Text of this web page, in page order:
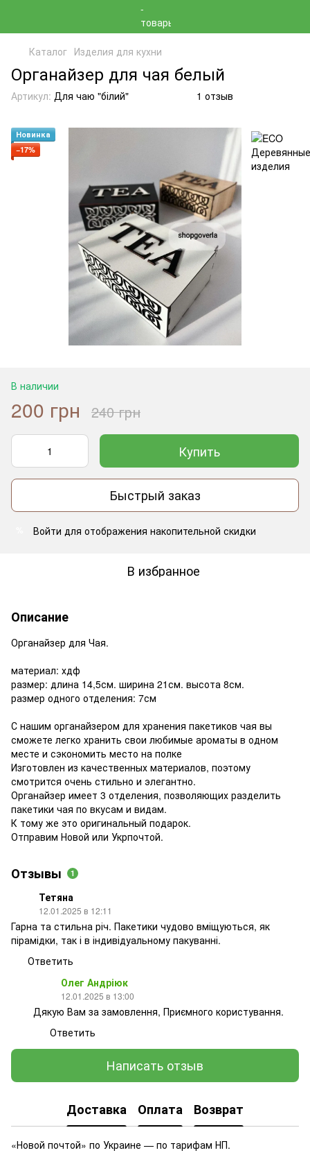
Каталог Изделия для кухни
Органайзер для чая белый
Артикул: Для чаю "білий" 1 отзыв
Новинка
−17%
В наличии
200 грн 240 грн
Купить
Быстрый заказ
Войти для отображения накопительной скидки
В избранное
Описание
Органайзер для Чая. ⠀
материал: хдф
размер: длина 14,5см. ширина 21см. высота 8см.
размер одного отделения: 7см
С нашим органайзером для хранения пакетиков чая вы
сможете легко хранить свои любимые ароматы в одном
месте и сэкономить место на полке ⠀
Изготовлен из качественных материалов, поэтому
смотрится очень стильно и элегантно. ⠀
Органайзер имеет 3 отделения, позволяющих разделить
пакетики чая по вкусам и видам. ⠀
К тому же это оригинальный подарок. ⠀
Отправим Новой или Укрпочтой.
Отзывы 1
Тетяна
12.01.2025 в 12:11
Гарна та стильна річ. Пакетики чудово вміщуються, як
пірамідки, так і в індивідуальному пакуванні.
Ответить
Олег Андріюк
12.01.2025 в 13:00
Дякую Вам за замовлення, Приємного користування.
Ответить
Написать отзыв
Доставка Оплата Возврат
«Новой почтой» по Украине — по тарифам НП.